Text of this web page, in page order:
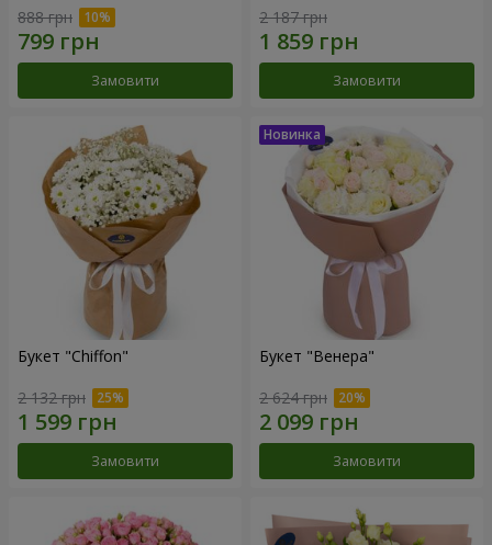
888 грн
Замовити
2 187 грн
Замовити
Букет "Chiffon"
2 132 грн
Замовити
Букет "Венера"
2 624 грн
Замовити